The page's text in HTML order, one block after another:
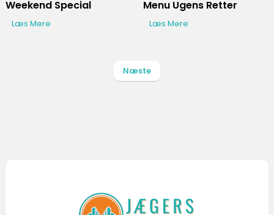
Weekend Special
Læs Mere
Menu Ugens Retter
Læs Mere
Næste